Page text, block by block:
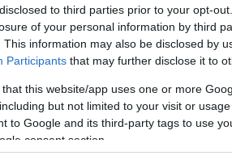
to third parties prior to your opt-
of your personal information by third
This information may also be disclosed by
Participants that may further disclose it to
that this website/app uses one or more
but not limited to your visit or
to Google and its third-party tags to use
consent section.